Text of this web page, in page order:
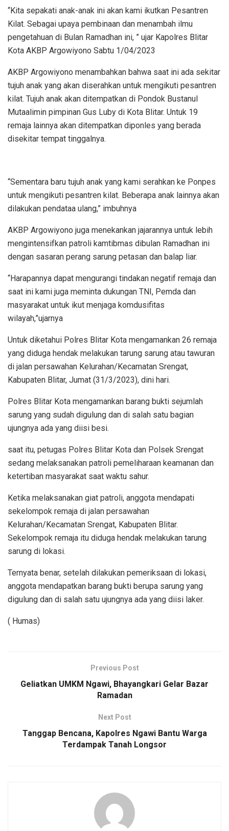
“Kita sepakati anak-anak ini akan kami ikutkan Pesantren
Kilat. Sebagai upaya pembinaan dan menambah ilmu
pengetahuan di Bulan Ramadhan ini, ” ujar Kapolres Blitar
Kota AKBP Argowiyono Sabtu 1/04/2023
AKBP Argowiyono menambahkan bahwa saat ini ada sekitar
tujuh anak yang akan diserahkan untuk mengikuti pesantren
kilat. Tujuh anak akan ditempatkan di Pondok Bustanul
Mutaalimin pimpinan Gus Luby di Kota Blitar. Untuk 19
remaja lainnya akan ditempatkan diponles yang berada
disekitar tempat tinggalnya.
“Sementara baru tujuh anak yang kami serahkan ke Ponpes
untuk mengikuti pesantren kilat. Beberapa anak lainnya akan
dilakukan pendataa ulang,” imbuhnya
AKBP Argowiyono juga menekankan jajarannya untuk lebih
mengintensifkan patroli kamtibmas dibulan Ramadhan ini
dengan sasaran perang sarung petasan dan balap liar.
“Harapannya dapat mengurangi tindakan negatif remaja dan
saat ini kami juga meminta dukungan TNI, Pemda dan
masyarakat untuk ikut menjaga komdusifitas
wilayah,”ujarnya
Untuk diketahui Polres Blitar Kota mengamankan 26 remaja
yang diduga hendak melakukan tarung sarung atau tawuran
di jalan persawahan Kelurahan/Kecamatan Srengat,
Kabupaten Blitar, Jumat (31/3/2023), dini hari.
Polres Blitar Kota mengamankan barang bukti sejumlah
sarung yang sudah digulung dan di salah satu bagian
ujungnya ada yang diisi besi.
saat itu, petugas Polres Blitar Kota dan Polsek Srengat
sedang melaksanakan patroli pemeliharaan keamanan dan
ketertiban masyarakat saat waktu sahur.
Ketika melaksanakan giat patroli, anggota mendapati
sekelompok remaja di jalan persawahan
Kelurahan/Kecamatan Srengat, Kabupaten Blitar.
Sekelompok remaja itu diduga hendak melakukan tarung
sarung di lokasi.
Ternyata benar, setelah dilakukan pemeriksaan di lokasi,
anggota mendapatkan barang bukti berupa sarung yang
digulung dan di salah satu ujungnya ada yang diisi laker.
( Humas)
Previous Post
Geliatkan UMKM Ngawi, Bhayangkari Gelar Bazar
Ramadan
Next Post
Tanggap Bencana, Kapolres Ngawi Bantu Warga
Terdampak Tanah Longsor